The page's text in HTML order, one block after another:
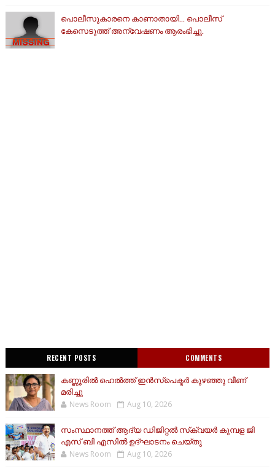
പൊലീസുകാരനെ കാണാതായി... പൊലീസ്
കേസെടുത്ത് അന്വേഷണം ആരംഭിച്ചു.
RECENT POSTS COMMENTS
കണ്ണൂരിൽ ഹെൽത്ത്‌ ഇൻസ്‌പെക്ടർ കുഴഞ്ഞു വീണ്
മരിച്ചു
News Room Aug 10, 2026
സംസ്ഥാനത്ത് ആദ്യ ഡിജിറ്റല്‍ സ്‌ക്വയര്‍ കുമ്പള ജി
എസ് ബി എസില്‍ ഉദ്ഘാടനം ചെയ്തു
News Room Aug 10, 2026